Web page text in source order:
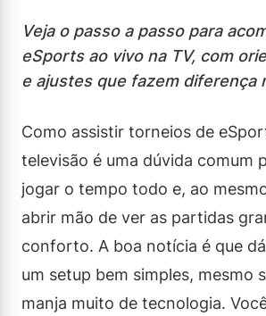
Veja o passo a passo para
eSports ao vivo na TV, com
e ajustes que fazem diferença
Como assistir torneios de
televisão é uma dúvida comum
jogar o tempo todo e, ao
abrir mão de ver as partidas
conforto. A boa notícia é que
um setup bem simples, mesmo
manja muito de tecnologia.